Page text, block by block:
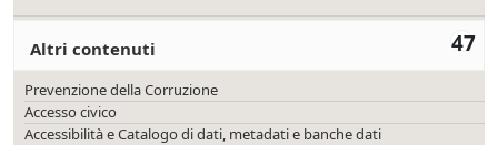
47
Altri contenuti
Prevenzione della Corruzione
Accesso civico
Accessibilità e Catalogo di dati, metadati e banche dati